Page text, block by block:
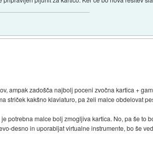
ampak zadošča najbolj poceni zvočna kartica +
striček kakšno klaviaturo, pa želi malce obdelovat
potrebna malce bolj zmogljiva kartica. No, pa še to
desno in uporabljat virtualne instrumente, bo še